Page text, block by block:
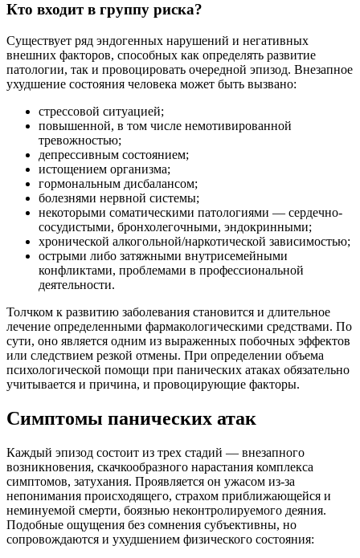
Кто входит в группу риска?
Существует ряд эндогенных нарушений и негативных
внешних факторов, способных как определять развитие
патологии, так и провоцировать очередной эпизод. Внезапное
ухудшение состояния человека может быть вызвано:
стрессовой ситуацией;
повышенной, в том числе немотивированной
тревожностью;
депрессивным состоянием;
истощением организма;
гормональным дисбалансом;
болезнями нервной системы;
некоторыми соматическими патологиями — сердечно-
сосудистыми, бронхолегочными, эндокринными;
хронической алкогольной/наркотической зависимостью;
острыми либо затяжными внутрисемейными
конфликтами, проблемами в профессиональной
деятельности.
Толчком к развитию заболевания становится и длительное
лечение определенными фармакологическими средствами. По
сути, оно является одним из выраженных побочных эффектов
или следствием резкой отмены. При определении объема
психологической помощи при панических атаках обязательно
учитывается и причина, и провоцирующие факторы.
Симптомы панических атак
Каждый эпизод состоит из трех стадий — внезапного
возникновения, скачкообразного нарастания комплекса
симптомов, затухания. Проявляется он ужасом из-за
непонимания происходящего, страхом приближающейся и
неминуемой смерти, боязнью неконтролируемого деяния.
Подобные ощущения без сомнения субъективны, но
сопровождаются и ухудшением физического состояния: